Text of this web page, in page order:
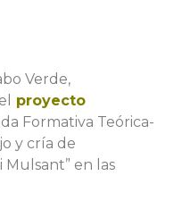
Verde,
proyecto
Formativa Teórica-
y cría de
en las